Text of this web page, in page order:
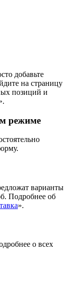
добавьте
на страницу
позиций и
режиме
варианты
Подробнее об
».
о всех